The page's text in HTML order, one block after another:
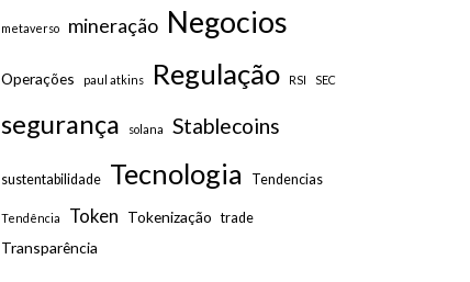
metaverso mineração Negocios
Operações paul atkins Regulação RSI SEC
segurança solana Stablecoins
sustentabilidade Tecnologia Tendencias
Tendência Token Tokenização trade
Transparência